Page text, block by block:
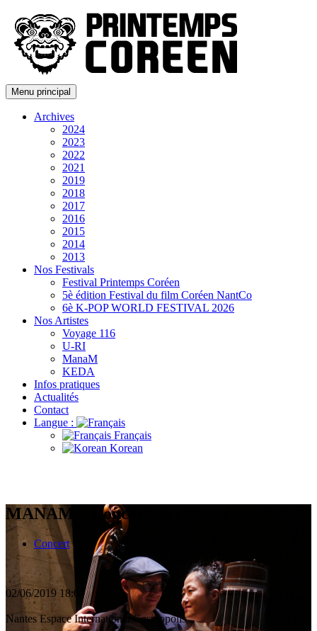
Menu principal
Archives
2024
2023
2022
2021
2019
2018
2017
2016
2015
2014
2013
Nos Festivals
Festival Printemps Coréen
5è édition Festival du film Coréen NantCo
6è K-POP WORLD FESTIVAL 2026
Nos Artistes
Voyage 116
U-RI
ManaM
KEDA
Infos pratiques
Actualités
Contact
Langue :
Français
Korean
MANAM – Concert de Clôture
Concert
02/06/2019 18:00
Nantes Espace International Cosmopolis